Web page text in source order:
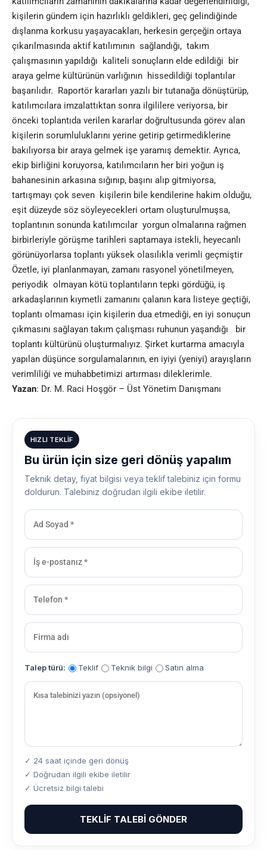
kişilerin gündem için hazırlıklı geldikleri, geç gelindiğinde
dışlanma korkusu yaşayacakları, herkesin gerçeğin ortaya
çıkarılmasında aktif katılımının sağlandığı, takım
çalışmasının yapıldığı kaliteli sonuçların elde edildiği bir
araya gelme kültürünün varlığının hissedildiği toplantılar
başarılıdır. Raportör kararları yazılı bir tutanağa dönüştürüp,
katılımcılara imzalattıktan sonra ilgililere veriyorsa, bir
önceki toplantıda verilen kararlar doğrultusunda görev alan
kişilerin sorumluluklarını yerine getirip getirmediklerine
bakılıyorsa bir araya gelmek işe yaramış demektir. Ayrıca,
ekip birliğini koruyorsa, katılımcıların her biri yoğun iş
bahanesinin arkasına sığınıp, başını alıp gitmiyorsa,
tartışmayı çok seven kişilerin bile kendilerine hakim olduğu,
eşit düzeyde söz söyleyecekleri ortam oluşturulmuşsa,
toplantının sonunda katılımcılar yorgun olmalarına rağmen
birbirleriyle görüşme tarihleri saptamaya istekli, heyecanlı
görünüyorlarsa toplantı yüksek olasılıkla verimli geçmiştir
Özetle, iyi planlanmayan, zamanı rasyonel yönetilmeyen,
periyodik olmayan kötü toplantıların tepki gördüğü, iş
arkadaşlarının kıymetli zamanını çalanın kara listeye geçtiği,
toplantı olmaması için kişilerin dua etmediği, en iyi sonuçun
çıkmasını sağlayan takım çalışması ruhunun yaşandığı bir
toplantı kültürünü oluşturmalıyız. Şirket kurtarma amacıyla
yapılan düşünce sorgulamalarının, en iyiyi (yeniyi) arayışların
verimliliği ve muhabbetimizi artırması dileklerimle.
Yazan: Dr. M. Raci Hoşgör – Üst Yönetim Danışmanı
HIZLI TEKLIF
Bu ürün için size geri dönüş yapalım
Teknik detay, fiyat bilgisi veya teklif talebiniz için formu
doldurun. Talebiniz doğrudan ilgili ekibe iletilir.
Talep türü: Teklif Teknik bilgi Satın alma
✓ 24 saat içinde geri dönüş
✓ Doğrudan ilgili ekibe iletilir
✓ Ücretsiz bilgi talebi
TEKLIF TALEBI GÖNDER